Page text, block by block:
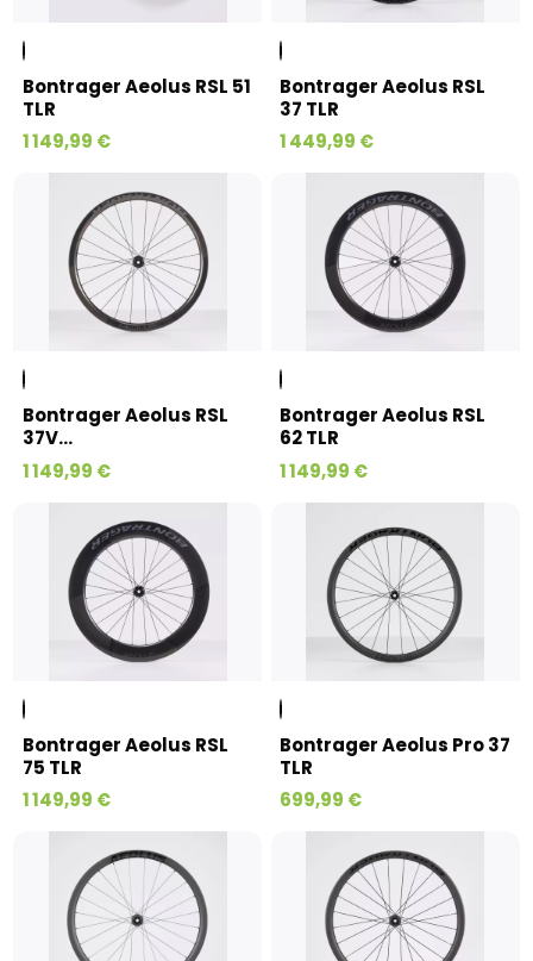
Bontrager Aeolus RSL 51
TLR
1 149,99 €
Bontrager Aeolus RSL
37 TLR
1 449,99 €
Bontrager Aeolus RSL
37V...
1 149,99 €
Bontrager Aeolus RSL
62 TLR
1 149,99 €
Bontrager Aeolus RSL
75 TLR
1 149,99 €
Bontrager Aeolus Pro 37
TLR
699,99 €